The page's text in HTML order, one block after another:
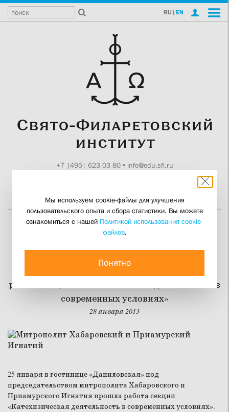
RU | EN
+7 |495| 623 03 80• info@edu.sfi.ru
Норма – это Христос
В рамках XXI Рождественских чтений прошла
работа секции «Катехизическая деятельность в
современных условиях»
28 января 2013
25 января в гостинице «Даниловская» под
председательством митрополита Хабаровского и
Приамурского Игнатия прошла работа секции
«Катехизическая деятельность в современных условиях».
Мы используем cookie-файлы для улучшения
пользовательского опыта и сбора статистики. Вы можете
ознакомиться с нашей Политикой использования cookie-
файлов.
Понятно